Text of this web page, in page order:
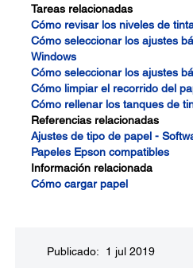
Tareas relacionadas
Cómo revisar los niveles de
Cómo seleccionar los ajustes
Windows
Cómo seleccionar los ajustes
Cómo limpiar el recorrido del
Cómo rellenar los tanques de
Referencias relacionadas
Ajustes de tipo de papel -
Papeles Epson compatibles
Información relacionada
Cómo cargar papel
Publicado: 1 jul 2019